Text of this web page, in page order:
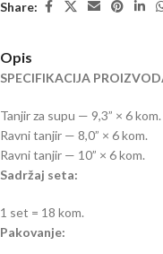
Share:
Opis
SPECIFIKACIJA
Tanjir za supu — 9,3” × 6 kom.
Ravni tanjir — 8,0” × 6 kom.
Ravni tanjir — 10” × 6 kom.
Sadržaj seta:
1 set = 18 kom.
Pakovanje: